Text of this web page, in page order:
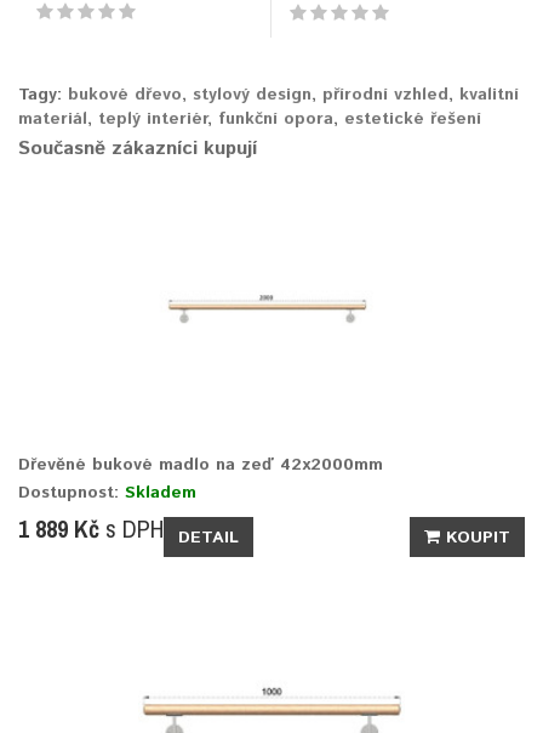
Tagy: bukové dřevo, stylový design, přírodní vzhled, kvalitní
materiál, teplý interiér, funkční opora, estetické řešení
Současně zákazníci kupují
Dřevěné bukové madlo na zeď 42x2000mm
Dostupnost: Skladem
1 889 Kč s DPH DETAIL KOUPIT